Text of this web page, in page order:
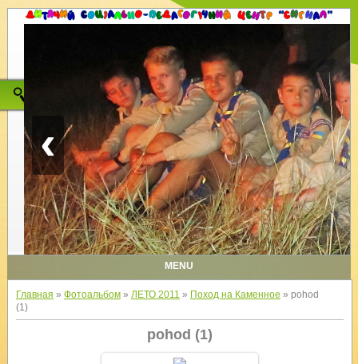
‹
MENU
Главная » Фотоальбом» ЛЕТО 2011 » Поход на Каменное » pohod
(1)
pohod (1)